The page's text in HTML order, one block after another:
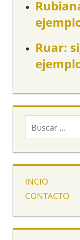
Ruar:
INCIO
CONTACTO